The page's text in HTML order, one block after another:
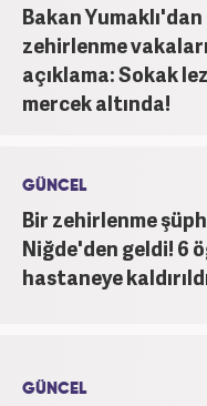
Bakan Yumaklı'dan
zehirlenme
açıklama: Sokak
mercek altında!
GÜNCEL
Bir zehirlenme
Niğde'den geldi! 6
hastaneye
GÜNCEL